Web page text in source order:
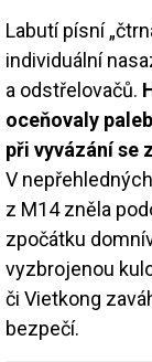
Labutí písní
individuální
a odstřelovačů.
oceňovaly
při vyvázání se
V
z M14 zněla
zpočátku
vyzbrojenou
či Vietkong
bezpečí.